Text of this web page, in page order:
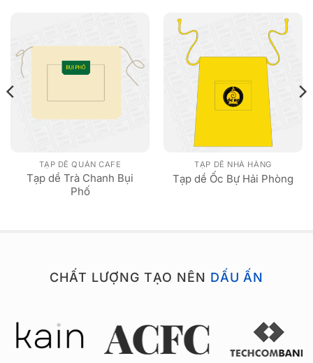
TẠP DỀ QUÁN CAFE
Tạp dề Trà Chanh Bụi
Phố
TẠP DỀ NHÀ HÀNG
Tạp dề Ốc Bự Hải Phòng
CHẤT LƯỢNG TẠO NÊN DẤU ẤN